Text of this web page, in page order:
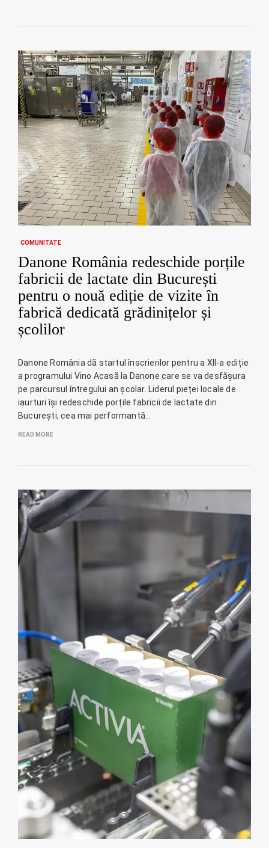
COMUNITATE
Danone România redeschide porțile
fabricii de lactate din București
pentru o nouă ediție de vizite în
fabrică dedicată grădinițelor și
școlilor
Danone România dă startul înscrierilor pentru a XII-a ediție
a programului Vino Acasă la Danone care se va desfășura
pe parcursul întregului an școlar. Liderul pieței locale de
iaurturi își redeschide porțile fabricii de lactate din
București, cea mai performantă…
READ MORE